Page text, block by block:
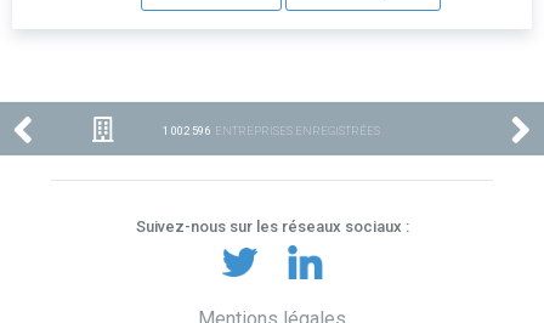
1 002 596 ENTREPRISES ENREGISTRÉES
Suivez-nous sur les réseaux sociaux :